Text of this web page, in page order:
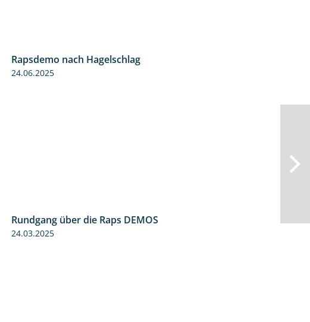
Rapsdemo nach Hagelschlag
24.06.2025
Rundgang über die Raps DEMOS
24.03.2025